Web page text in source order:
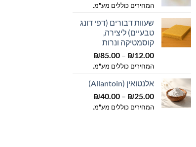
המחירים כוללים מע"מ.
שעוות דבורים (דפי דונג
טבעיים) ליצירה,
קוסמטיקה ונרות
₪12.00
–
₪85.00
עד
המחירים כוללים מע"מ.
אלנטואין (Allantoin)
₪25.00
–
₪40.00
המחירים כוללים מע"מ.